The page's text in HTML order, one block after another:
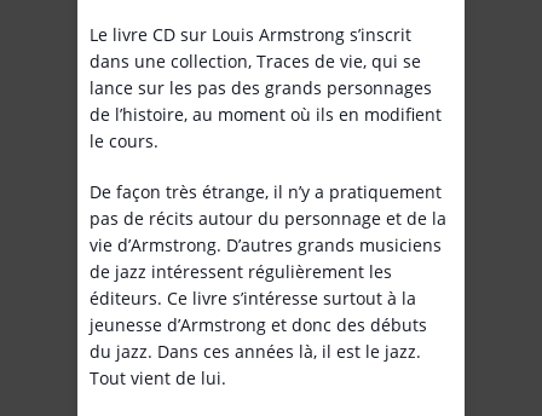
Le livre CD sur Louis Armstrong s’inscrit
dans une collection, Traces de vie, qui se
lance sur les pas des grands personnages
de l’histoire, au moment où ils en modifient
le cours.
De façon très étrange, il n’y a pratiquement
pas de récits autour du personnage et de la
vie d’Armstrong. D’autres grands musiciens
de jazz intéressent régulièrement les
éditeurs. Ce livre s’intéresse surtout à la
jeunesse d’Armstrong et donc des débuts
du jazz. Dans ces années là, il est le jazz.
Tout vient de lui.